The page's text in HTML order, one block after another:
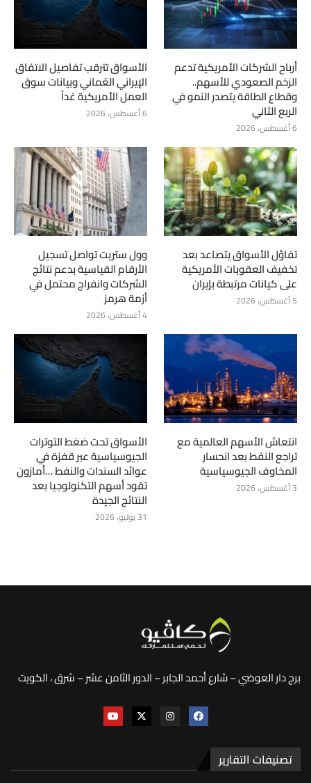
أرباح الشركات الأمريكية تدعم
الزخم الصعودي للأسهم..
وقطاع الطاقة يتصدر النمو في
الربع الثاني
6 أغسطس، 2026
الأسواق تترقب تفاصيل الاتفاق
الإيراني العُماني وبيانات سوق
العمل الأمريكية غداً
6 أغسطس، 2026
تفاؤل الأسواق يتصاعد بعد
تخفيف العقوبات الأمريكية
على كيانات مرتبطة بإيران
5 أغسطس، 2026
وول ستريت تواصل تسجيل
الأرقام القياسية بدعم نتائج
الشركات وانفراج محتمل في
أزمة هرمز
4 أغسطس، 2026
انتعاش الأسهم العالمية مع
تراجع النفط بعد انحسار
المخاوف الجيوسياسية
3 أغسطس، 2026
الأسواق تحت ضغط التوترات
الجيوسياسية عبر قفزة في
عوائد السندات والنفط …أمازون
تقود أسهم التكنولوجيا بعد
النتائج الجيدة
31 يوليو، 2026
برج دار العوضي – شارع أحمد الجابر – الدور الثامن عشر – شرق ، الكويت
تصنيفات التقارير